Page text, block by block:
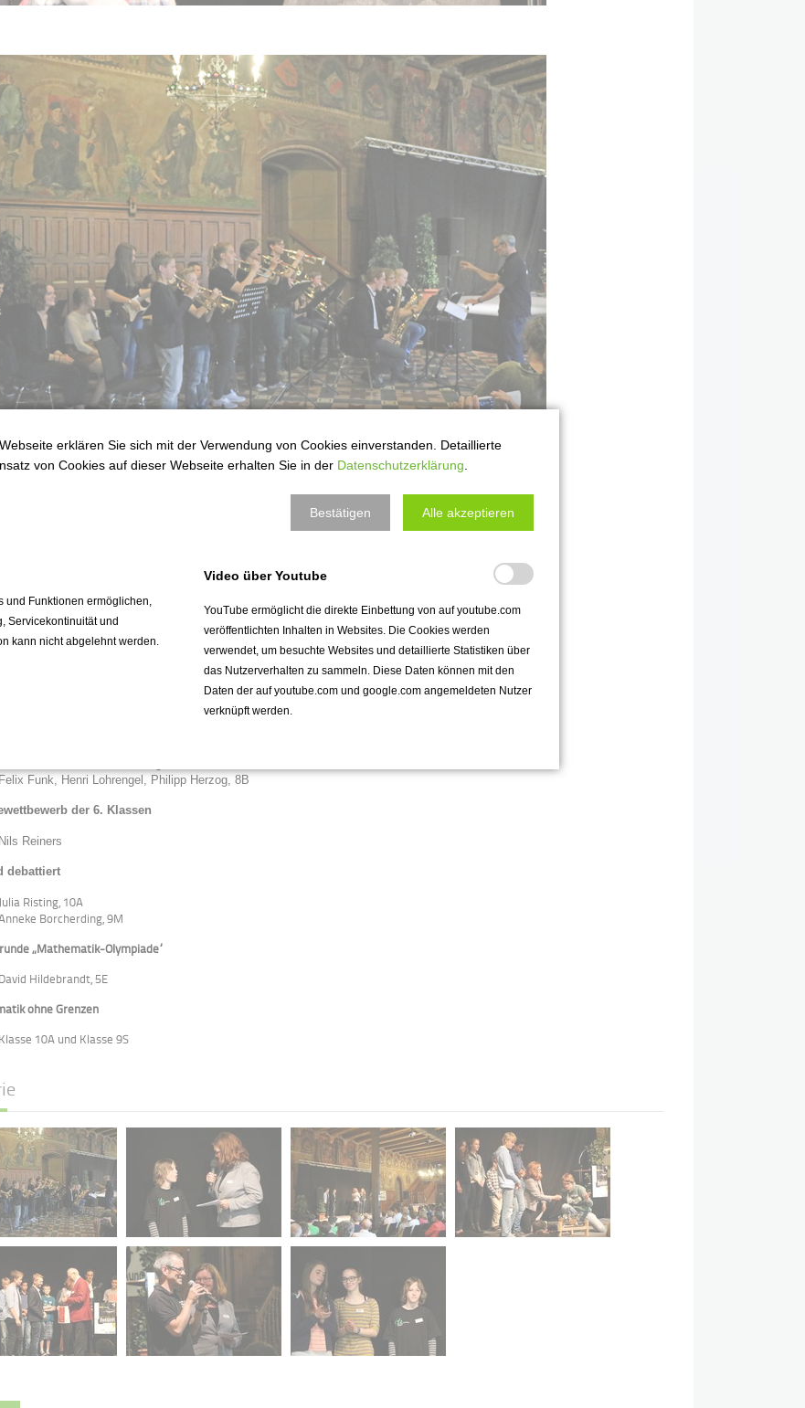
OHG-Schülerinnen und Schüler wurden in folgenden Wettbewerben ausgezeichnet:
experimentiert
Felix Funk, Henri Lohrengel, Philipp Herzog, 8B
der 6. Klassen
Nils Reiners
debattiert
Julia Risting, 10A
Borcherding, 9M
„Mathematik-Olympiade“
David Hildebrandt, 5E
ohne Grenzen
Klasse 10A und Klasse 9S
erklären Sie sich mit der Verwendung von Cookies einverstanden. Detaillierte
von Cookies auf dieser Webseite erhalten Sie in der Datenschutzerklärung
Bestätigen Alle akzeptieren
und Funktionen ermöglichen,
Servicekontinuität und
kann nicht abgelehnt werden.
Video über Youtube
YouTube ermöglicht die direkte Einbettung von auf youtube.com
veröffentlichten Inhalten in Websites. Die Cookies werden
verwendet, um besuchte Websites und detaillierte Statistiken über
das Nutzerverhalten zu sammeln. Diese Daten können mit den
Daten der auf youtube.com und google.com angemeldeten Nutzer
verknüpft werden.